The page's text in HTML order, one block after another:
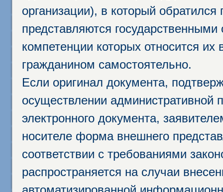
организации), в который
представляются
компетенции которых относится
гражданином самостоятельно.
Если оригинал документа,
осуществлении административной
электронного документа,
носителе форма внешнего
соответствии с требованиями
распространяется на случаи